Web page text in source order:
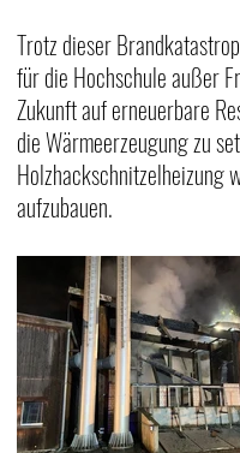
Trotz dieser
für die Hochschule außer
Zukunft auf erneuerbare
die Wärmeerzeugung zu
Holzhackschnitzelheizung
aufzubauen.